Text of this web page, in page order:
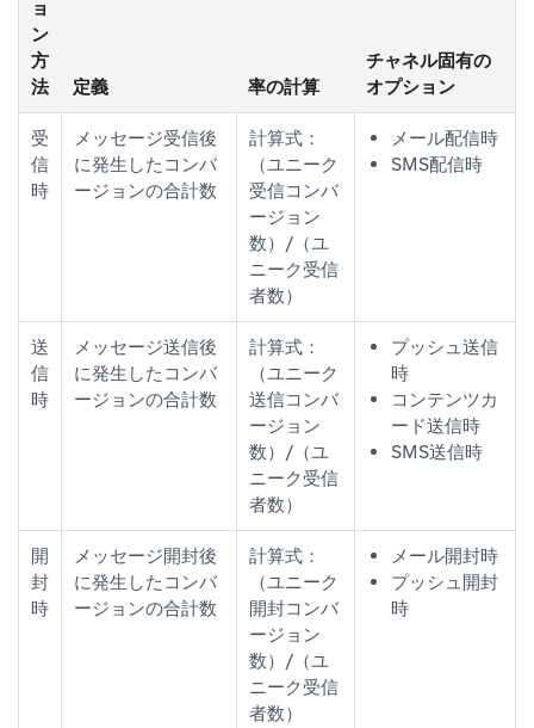
ョ
ン
方
法
定義 率の計算
チャネル固有の
オプション
受
信
時
メッセージ受信後
に発生したコンバ
ージョンの合計数
計算式：
（ユニーク
受信コンバ
ージョン
数）/（ユ
ニーク受信
者数）
メール配信時
SMS配信時
送
信
時
メッセージ送信後
に発生したコンバ
ージョンの合計数
計算式：
（ユニーク
送信コンバ
ージョン
数）/（ユ
ニーク受信
者数）
プッシュ送信
時
コンテンツカ
ード送信時
SMS送信時
開
封
時
メッセージ開封後
に発生したコンバ
ージョンの合計数
計算式：
（ユニーク
開封コンバ
ージョン
数）/（ユ
ニーク受信
者数）
メール開封時
プッシュ開封
時